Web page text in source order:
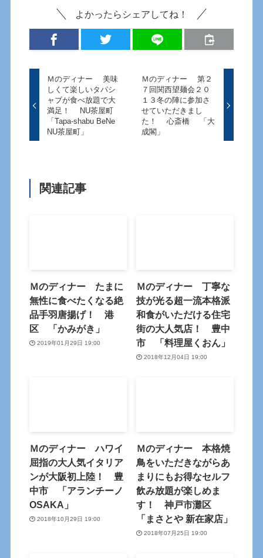
よかったらシェアしてね！
Ｍのディナー 美味
しくて楽しいタパシ
ャブが食べ放題で大
満足！ NU茶屋町
「Tapa-shabu BeNe
NU茶屋町」
Ｍのディナー 第２
７回関西望麺会２０
１３冬の陣に参加さ
せていただきまし
た！ 心斎橋 「大
成閣」
関連記事
Ｍのディナー たまに
無性に食べたくなる絶
品手羽唐揚げ！ 港
区 「かみがき」
2019年01月29日 19:00
Ｍのディナー 丁寧な
技が光る超一流本格派
和食がいただける住宅
街の大人気店！ 豊中
市 「料理屋くおん」
2018年12月04日 19:00
Ｍのディナー ハワイ
屈指の大人気イタリア
ンが大阪初上陸！ 豊
中市 「アランチーノ
OSAKA」
2018年10月29日 19:00
Ｍのディナー 本格焼
鳥をいただきながらあ
まりにもお得なセルフ
飲み放題が楽しめま
す！ 神戸市灘区
「まさとや 新在家店」
2018年07月25日 19:00